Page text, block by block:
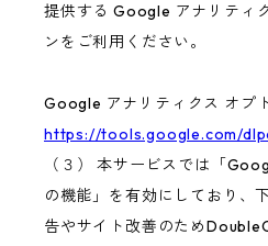
提供する Google アナリティ
ンをご利用ください。
Google アナリティクス オプ
https://tools.google.com/
（３） 本サービスでは「
の機能」を有効にしており、
告やサイト改善のため